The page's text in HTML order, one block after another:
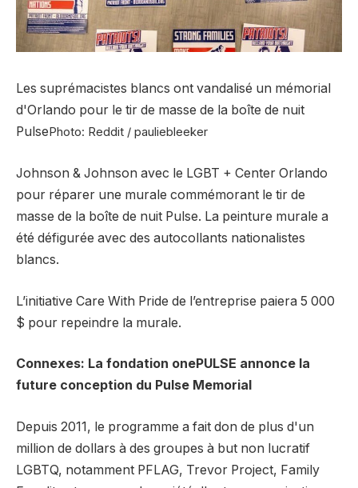
Les suprémacistes blancs ont vandalisé un mémorial
d'Orlando pour le tir de masse de la boîte de nuit
Pulse Photo: Reddit / pauliebleeker
Johnson & Johnson avec le LGBT + Center Orlando
pour réparer une murale commémorant le tir de
masse de la boîte de nuit Pulse. La peinture murale a
été défigurée avec des autocollants nationalistes
blancs.
L’initiative Care With Pride de l’entreprise paiera 5 000
$ pour repeindre la murale.
Connexes: La fondation onePULSE annonce la
future conception du Pulse Memorial
Depuis 2011, le programme a fait don de plus d'un
million de dollars à des groupes à but non lucratif
LGBTQ, notamment PFLAG, Trevor Project, Family